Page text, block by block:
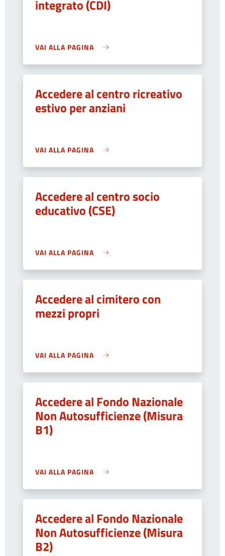
integrato (CDI)
VAI ALLA PAGINA
Accedere al centro ricreativo
estivo per anziani
VAI ALLA PAGINA
Accedere al centro socio
educativo (CSE)
VAI ALLA PAGINA
Accedere al cimitero con
mezzi propri
VAI ALLA PAGINA
Accedere al Fondo Nazionale
Non Autosufficienze (Misura
B1)
VAI ALLA PAGINA
Accedere al Fondo Nazionale
Non Autosufficienze (Misura
B2)